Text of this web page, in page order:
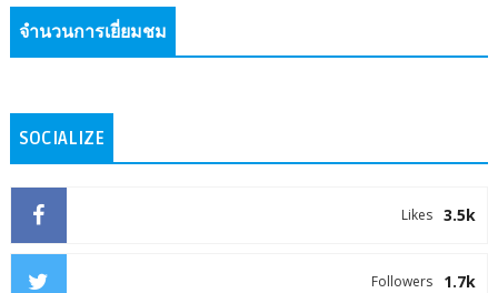
จำนวนการเยี่ยมชม
SOCIALIZE
3.5k
Likes
1.7k
Followers